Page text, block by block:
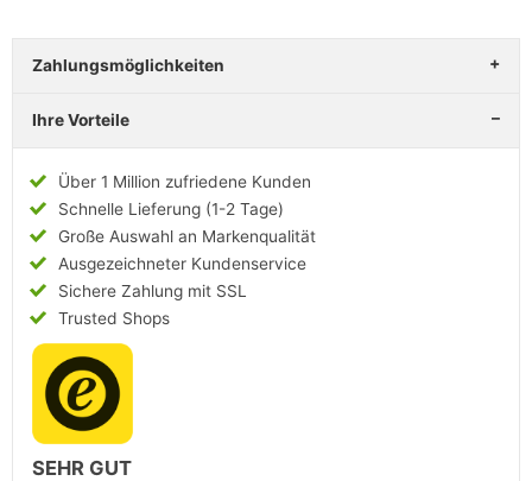
Zahlungsmöglichkeiten
Ihre Vorteile
Über 1 Million zufriedene Kunden
Schnelle Lieferung (1-2 Tage)
Große Auswahl an Markenqualität
Ausgezeichneter Kundenservice
Sichere Zahlung mit SSL
Trusted Shops
SEHR GUT